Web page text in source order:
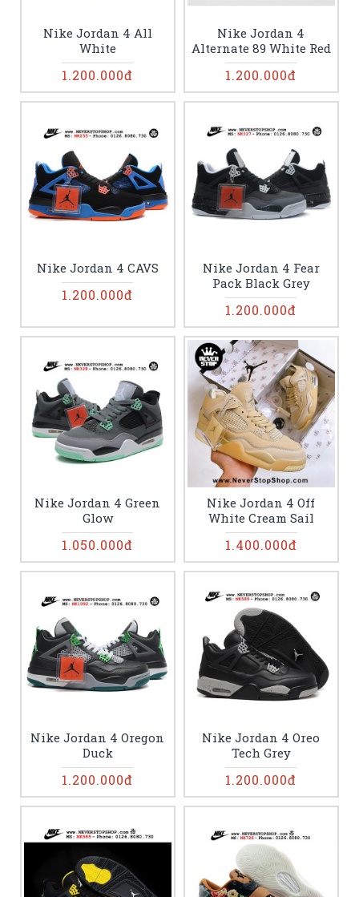
Nike Jordan 4 All
White
1.200.000đ
Nike Jordan 4
Alternate 89 White Red
1.200.000đ
Nike Jordan 4 CAVS
1.200.000đ
Nike Jordan 4 Fear
Pack Black Grey
1.200.000đ
Nike Jordan 4 Green
Glow
1.050.000đ
Nike Jordan 4 Off
White Cream Sail
1.400.000đ
Nike Jordan 4 Oregon
Duck
1.200.000đ
Nike Jordan 4 Oreo
Tech Grey
1.200.000đ